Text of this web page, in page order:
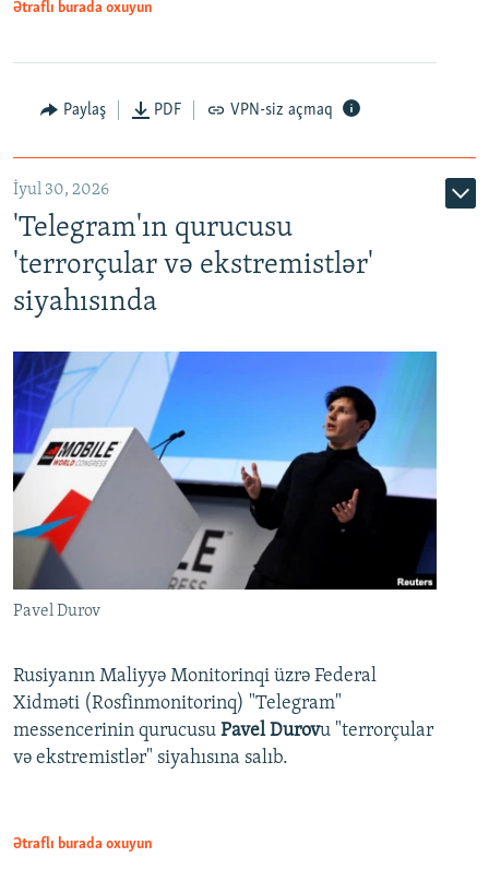
Ətraflı burada oxuyun
Paylaş PDF VPN-siz açmaq
İyul 30, 2026
'Telegram'ın qurucusu
'terrorçular və ekstremistlər'
siyahısında
Pavel Durov
Rusiyanın Maliyyə Monitorinqi üzrə Federal
Xidməti (Rosfinmonitorinq) "Telegram"
messencerinin qurucusu Pavel Durovu "terrorçular
və ekstremistlər" siyahısına salıb.
Ətraflı burada oxuyun